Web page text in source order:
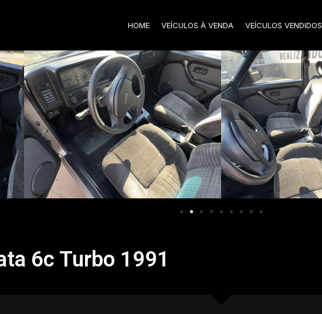
HOME VEÍCULOS À VENDA VEÍCULOS VENDIDOS
6c Turbo 1991